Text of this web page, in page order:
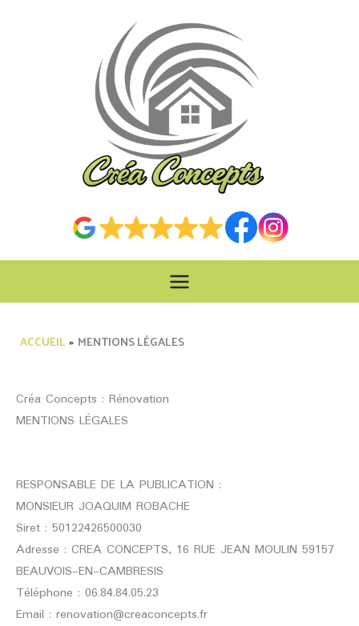
ACCUEIL MENTIONS LÉGALES
Créa Concepts : Rénovation
MENTIONS LÉGALES
RESPONSABLE DE LA PUBLICATION :
MONSIEUR JOAQUIM ROBACHE
Siret : 50122426500030
Adresse : CREA CONCEPTS, 16 RUE JEAN MOULIN 59157
BEAUVOIS-EN-CAMBRESIS
Téléphone : 06.84.84.05.23
Email : renovation@creaconcepts.fr